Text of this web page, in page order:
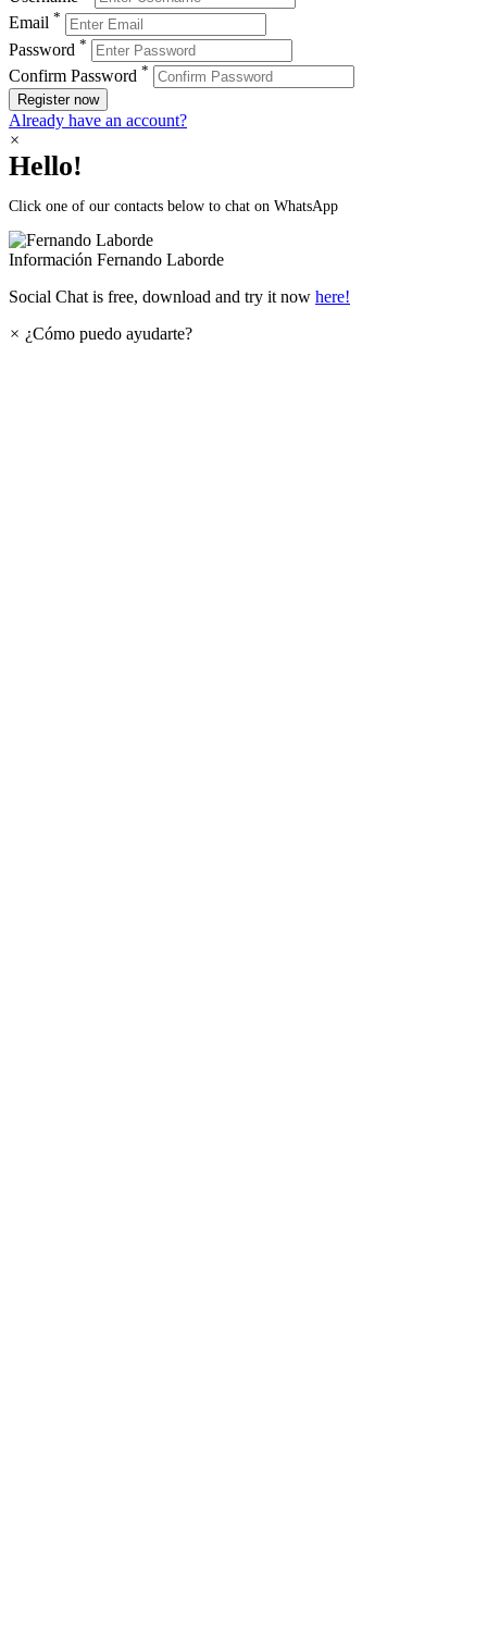
Email *
Password *
Confirm Password *
Register now
Already have an account?
×
Hello!
Click one of our contacts below to chat on WhatsApp
Información Fernando Laborde
Social Chat is free, download and try it now here!
× ¿Cómo puedo ayudarte?